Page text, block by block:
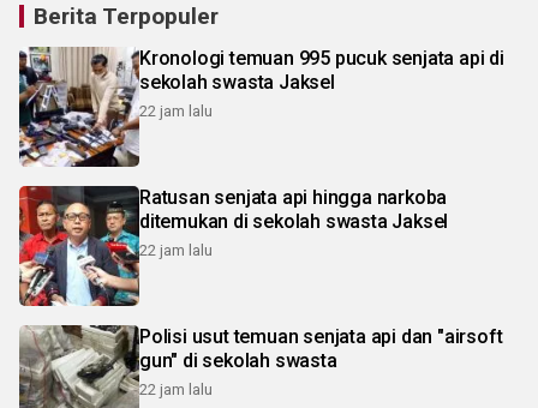
Berita Terpopuler
Kronologi temuan 995 pucuk senjata api di
sekolah swasta Jaksel
22 jam lalu
Ratusan senjata api hingga narkoba
ditemukan di sekolah swasta Jaksel
22 jam lalu
Polisi usut temuan senjata api dan "airsoft
gun" di sekolah swasta
22 jam lalu